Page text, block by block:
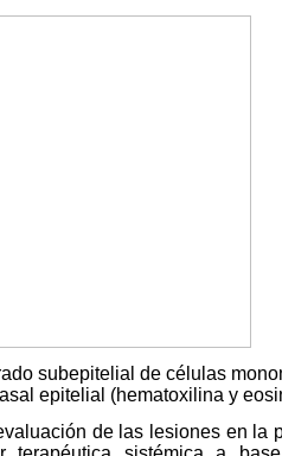
subepitelial de células
epitelial (hematoxilina y
de las lesiones en la